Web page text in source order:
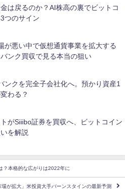
は戻るのか？AI株高の裏でビットコ
3つのサイン
が悪い中で仮想通貨事業を拡大する
ンク買収で見る本当の狙い
ンクを完全子会社化へ。預かり資産1
わる？
トがSiiibo証券を買収へ、ビットコイン
を解説
？本格的な広がりは2022年に
場が拡大」米投資大手バーンスタインの最新予測